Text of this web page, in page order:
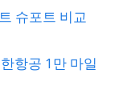
슈포트 비교
항공 1만 마일